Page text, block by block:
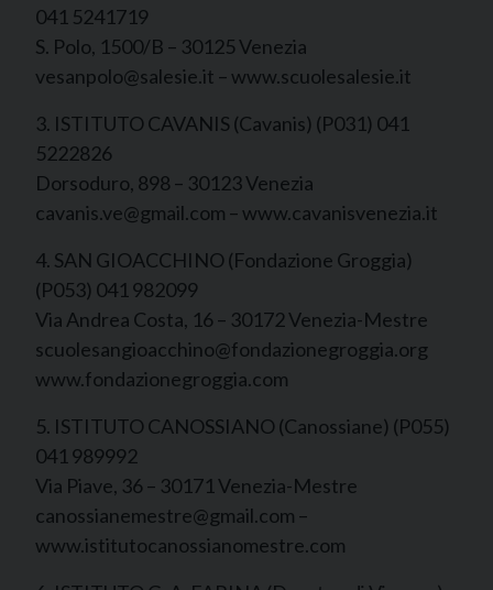
041 5241719
S. Polo, 1500/B – 30125 Venezia
vesanpolo@salesie.it – www.scuolesalesie.it
3. ISTITUTO CAVANIS (Cavanis) (P031) 041
5222826
Dorsoduro, 898 – 30123 Venezia
cavanis.ve@gmail.com – www.cavanisvenezia.it
4. SAN GIOACCHINO (Fondazione Groggia)
(P053) 041 982099
Via Andrea Costa, 16 – 30172 Venezia-Mestre
scuolesangioacchino@fondazionegroggia.org
www.fondazionegroggia.com
5. ISTITUTO CANOSSIANO (Canossiane) (P055)
041 989992
Via Piave, 36 – 30171 Venezia-Mestre
canossianemestre@gmail.com –
www.istitutocanossianomestre.com